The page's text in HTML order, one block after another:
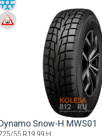
Snow-H MWS01
55 R19 99 H